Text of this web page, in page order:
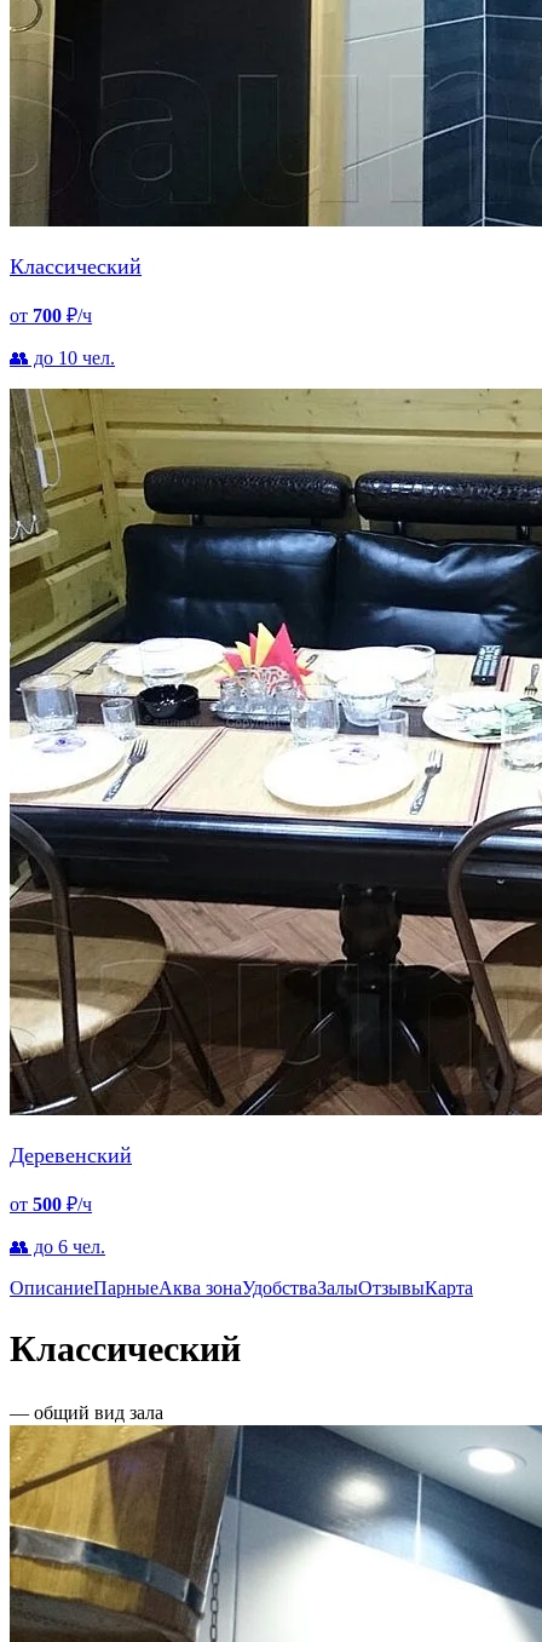
Классический
от 700 ₽/ч
👥 до 10 чел.
Деревенский
от 500 ₽/ч
👥 до 6 чел.
ОписаниеПарныеАква зонаУдобстваЗалыОтзывыКарта
Классический
— общий вид зала